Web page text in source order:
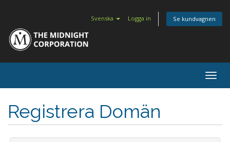
Svenska Logga in Se kundvagnen
Registrera Domän